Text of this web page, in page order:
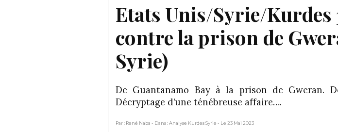
Etats Unis/Syrie/Kurdes
contre la prison de
Syrie)
De Guantanamo Bay à la prison de Gweran.
Décryptage d’une ténébreuse affaire….
Par : René Naba - Dans : Analyse Kurdes Syrie - Le 23 Mai 2023